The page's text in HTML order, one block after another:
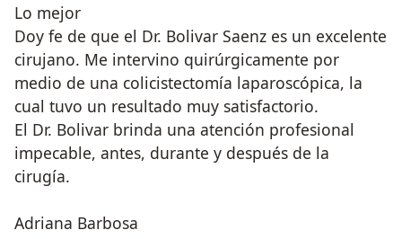
Lo mejor
Doy fe de que el Dr. Bolivar Saenz es un excelente
cirujano. Me intervino quirúrgicamente por
medio de una colicistectomía laparoscópica, la
cual tuvo un resultado muy satisfactorio.
El Dr. Bolivar brinda una atención profesional
impecable, antes, durante y después de la
cirugía.
Adriana Barbosa